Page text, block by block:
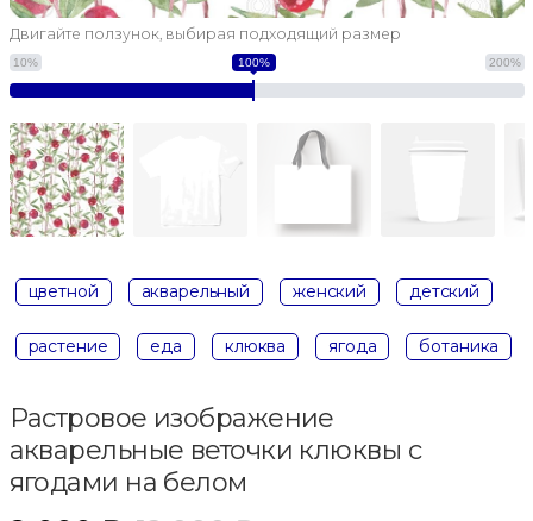
Двигайте ползунок, выбирая подходящий размер
10% 200%
100%
цветной акварельный женский детский
растение еда клюква ягода ботаника
Растровое изображение
акварельные веточки клюквы с
ягодами на белом